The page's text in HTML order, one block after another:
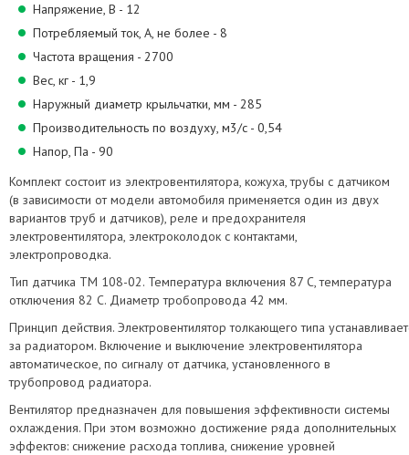
Напряжение, В - 12
Потребляемый ток, А, не более - 8
Частота вращения - 2700
Вес, кг - 1,9
Наружный диаметр крыльчатки, мм - 285
Производительность по воздуху, м3/с - 0,54
Напор, Па - 90
Комплект состоит из электровентилятора, кожуха, трубы с датчиком
(в зависимости от модели автомобиля применяется один из двух
вариантов труб и датчиков), реле и предохранителя
электровентилятора, электроколодок с контактами,
электропроводка.
Тип датчика ТМ 108-02. Температура включения 87 С, температура
отключения 82 С. Диаметр тробопровода 42 мм.
Принцип действия. Электровентилятор толкающего типа
за радиатором. Включение и выключение электровентилятора
автоматическое, по сигналу от датчика, установленного в
трубопровод радиатора.
Вентилятор предназначен для повышения эффективности системы
охлаждения. При этом возможно достижение ряда дополнительных
эффектов: снижение расхода топлива, снижение уровней